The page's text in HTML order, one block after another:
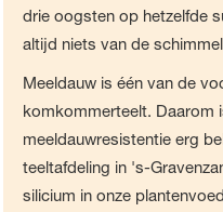
drie oogsten op hetzelfde
altijd niets van de
Meeldauw is één van de
komkommerteelt. Daarom
meeldauwresistentie erg
teeltafdeling in 's-
silicium in onze